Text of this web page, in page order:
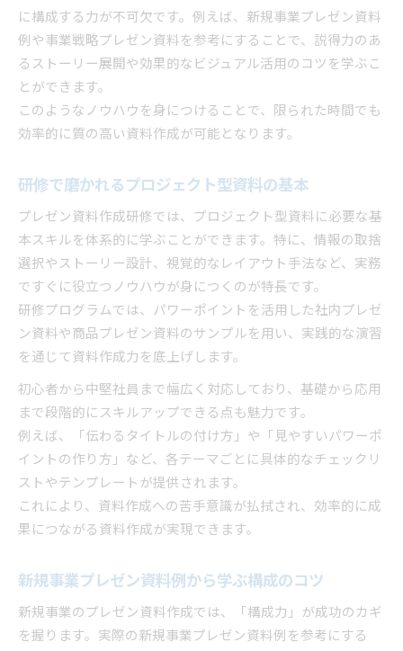
プレゼン資料作成で差がつく構成の工夫ポイン
ト
プロジェクト型プレゼンの説得力を高める方法
社内プレゼン資料構成の最適な組み立て方
事業戦略プレゼン資料の実践的な作成術
研修で理解する資料構成の型と応用
効率的なプレゼン資料作成を叶える時短テク
研修で学べる短時間作成のプロジェクト術
社内プレゼン資料テンプレート時短活用法
パワポで作る見やすい資料のコツを伝授
プレゼン資料作成研修がもたらす効率化効果
見やすいプレゼン資料を作るポイント集
プレゼン資料作成で意識したい見やすさの極意
プロジェクト型資料に求められる視覚的工夫
社内プレゼン資料例に学ぶ見やすいデザイン
研修で体得できる資料作成の見やすさ改善策
に構成する力が不可欠です。例えば、新規事業プレゼン資料
例や事業戦略プレゼン資料を参考にすることで、説得力のあ
るストーリー展開や効果的なビジュアル活用のコツを学ぶこ
とができます。
このようなノウハウを身につけることで、限られた時間でも
効率的に質の高い資料作成が可能となります。
研修で磨かれるプロジェクト型資料の基本
プレゼン資料作成研修では、プロジェクト型資料に必要な基
本スキルを体系的に学ぶことができます。特に、情報の取捨
選択やストーリー設計、視覚的なレイアウト手法など、実務
ですぐに役立つノウハウが身につくのが特長です。
研修プログラムでは、パワーポイントを活用した社内プレゼ
ン資料や商品プレゼン資料のサンプルを用い、実践的な演習
を通じて資料作成力を底上げします。
初心者から中堅社員まで幅広く対応しており、基礎から応用
まで段階的にスキルアップできる点も魅力です。
例えば、「伝わるタイトルの付け方」や「見やすいパワーポ
イントの作り方」など、各テーマごとに具体的なチェックリ
ストやテンプレートが提供されます。
これにより、資料作成への苦手意識が払拭され、効率的に成
果につながる資料作成が実現できます。
新規事業プレゼン資料例から学ぶ構成のコツ
新規事業のプレゼン資料作成では、「構成力」が成功のカギ
を握ります。実際の新規事業プレゼン資料例を参考にする